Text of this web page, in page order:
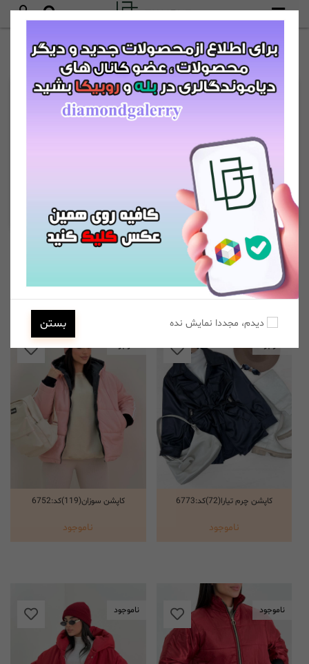
خانه کاپشن مرتب سازی بر اساس : جدیدترین ارزان‌ترین
انتخاب گزینه ها
کاپشن چرم تیارا(72)کد:6773
ناموجود
انتخاب گزینه ها
کاپشن سوزان(119)کد:6752
ناموجود
ناموجود ناموجود
دیدم، مجددا نمایش نده بستن